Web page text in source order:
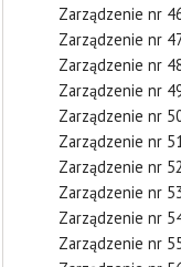
Zarządzenie nr
Zarządzenie nr
Zarządzenie nr
Zarządzenie nr
Zarządzenie nr
Zarządzenie nr
Zarządzenie nr
Zarządzenie nr
Zarządzenie nr
Zarządzenie nr